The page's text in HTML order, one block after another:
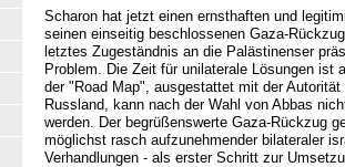
Scharon hat jetzt einen ernsthaften und
seinen einseitig beschlossenen Gaza-
letztes Zugeständnis an die Palästinenser
Problem. Die Zeit für unilaterale Lösungen ist
der "Road Map", ausgestattet mit der
Russland, kann nach der Wahl von Abbas
werden. Der begrüßenswerte Gaza-Rückzug
möglichst rasch aufzunehmender bilateraler
Verhandlungen - als erster Schritt zur